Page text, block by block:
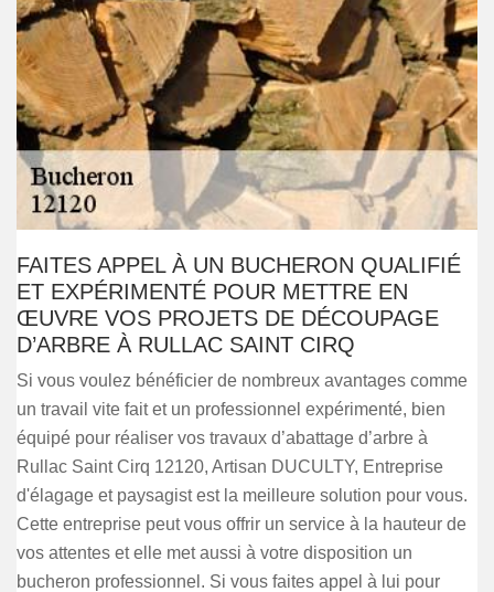
FAITES APPEL À UN BUCHERON QUALIFIÉ
ET EXPÉRIMENTÉ POUR METTRE EN
ŒUVRE VOS PROJETS DE DÉCOUPAGE
D’ARBRE À RULLAC SAINT CIRQ
Si vous voulez bénéficier de nombreux avantages comme
un travail vite fait et un professionnel expérimenté, bien
équipé pour réaliser vos travaux d’abattage d’arbre à
Rullac Saint Cirq 12120, Artisan DUCULTY, Entreprise
d'élagage et paysagist est la meilleure solution pour vous.
Cette entreprise peut vous offrir un service à la hauteur de
vos attentes et elle met aussi à votre disposition un
bucheron professionnel. Si vous faites appel à lui pour